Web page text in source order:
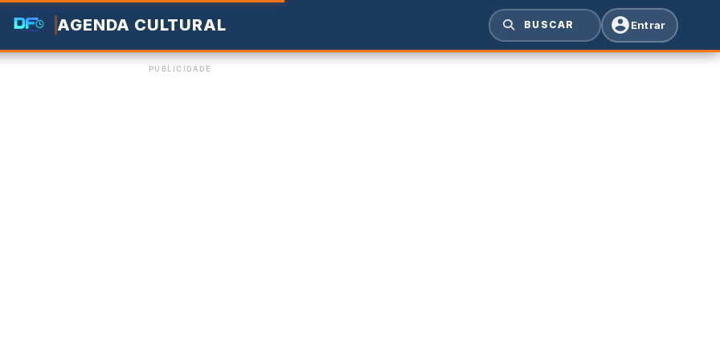
AGENDA CULTURAL BUSCAR Entrar
PUBLICIDADE